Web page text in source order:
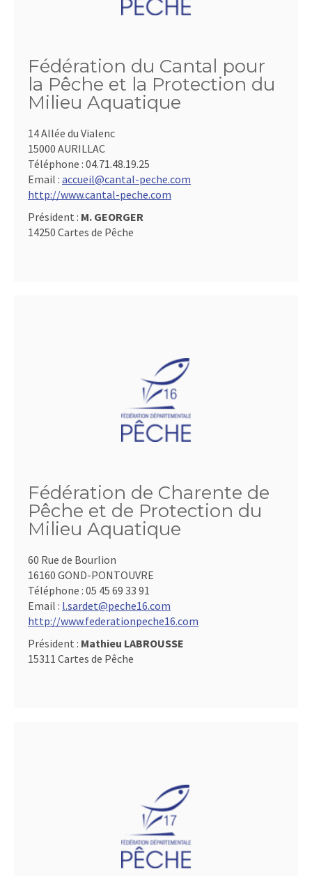
Fédération du Cantal pour
la Pêche et la Protection du
Milieu Aquatique
14 Allée du Vialenc
15000 AURILLAC
Téléphone : 04.71.48.19.25
Email : accueil@cantal-peche.com
http://www.cantal-peche.com
Président : M. GEORGER
14250 Cartes de Pêche
Fédération de Charente de
Pêche et de Protection du
Milieu Aquatique
60 Rue de Bourlion
16160 GOND-PONTOUVRE
Téléphone : 05 45 69 33 91
Email : l.sardet@peche16.com
http://www.federationpeche16.com
Président : Mathieu LABROUSSE
15311 Cartes de Pêche